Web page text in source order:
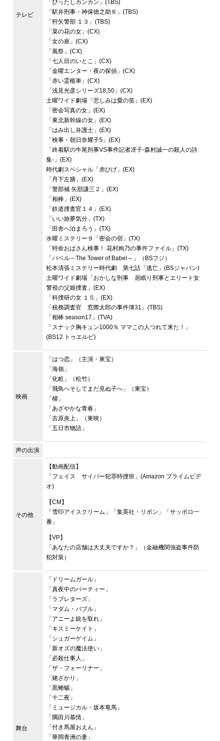
テレビ
「ぴったしカンカン」(TBS)
「駅弁刑事・神保徳之助６」(TBS)
「狩矢警部 １３」(TBS)
「菜の花の女」(CX)
「女の座」(CX)
「風祭」(CX)
「七人目のいとこ」(CX)
「金曜エンター・夜の探偵」(CX)
「赤い霊柩車」(CX)
「浅見光彦シリーズ18,50」(CX)
土曜ワイド劇場「悲しみは愛の笛」(EX)
「密会写真の女」(EX)
「東北新幹線の女」(EX)
「はみ出し弁護士」(EX)
「検事・朝日奈耀子5」(EX)
「終着駅の牛尾刑事VS事件記者冴子‐森村誠一の殺人の詩
集‐」(EX)
時代劇スペシャル「赤ひげ」(EX)
「丹下左膳」(EX)
「警部補 矢部謙三２」(EX)
「相棒」(EX)
「鉄道捜査官１４」(EX)
「いい旅夢気分」(TX)
「田舎へ泊まろう」(TX)
水曜ミステリー９「密会の宿」(TX)
「特命おばさん検事！ 花村絢乃の事件ファイル」(TX)
「バベル～The Tower of Babel～」（BSフジ）
松本清張ミステリー時代劇 第七話「逃亡」(BSジャパン)
土曜ワイド劇場「おかしな刑事 居眠り刑事とエリート女
警視の父娘捜査」(EX)
「科捜研の女 １５」(EX)
「税務調査官 窓際太郎の事件簿31」(TBS)
「相棒 season17」(TVA)
「スナック胸キュン1000％ ママこの人つれて来た！」
(BS12 トゥエルビ)
映画
「はつ恋」（主演・東宝）
「海嶺」
「化粧」（松竹）
「飛鳥へそしてまだ見ぬ子へ」（東宝）
「櫂」
「あざやかな青春」
「吉原炎上」（東映）
「五日市物語」
声の出演
その他
【動画配信】
「フェイス サイバー犯罪特捜班」(Amazon プライムビデ
オ)
【CM】
「雪印アイスクリーム」「集英社・リボン」「サッポロ一
番」
【VP】
「あなたの店舗は大丈夫ですか？」（金融機関強盗事件防
犯対策）
舞台
「ドリームガール」
「真夜中のパーティー」
「ラブレターズ」
「マダム・バブル」
「アニーよ銃を取れ」
「キスミーケイト」
「シュガーゲイム」
「新オズの魔法使い」
「必殺仕事人」
「ザ・フォーリナー」
「姥ざかり」
「黒蜥蜴」
「十二夜」
「ミュージカル・坂本竜馬」
「隅田川慕情」
「付き馬屋おえん」
「華岡青洲の妻」